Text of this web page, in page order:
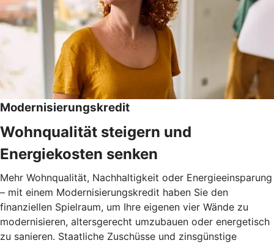
Modernisierungskredit
Wohnqualität steigern und
Energiekosten senken
Mehr Wohnqualität, Nachhaltigkeit oder Energieeinsparung
– mit einem Modernisierungskredit haben Sie den
finanziellen Spielraum, um Ihre eigenen vier Wände zu
modernisieren, altersgerecht umzubauen oder energetisch
zu sanieren. Staatliche Zuschüsse und zinsgünstige